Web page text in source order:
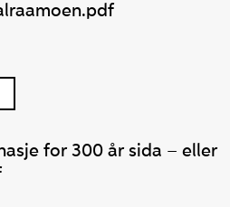
for 300 år sida – eller